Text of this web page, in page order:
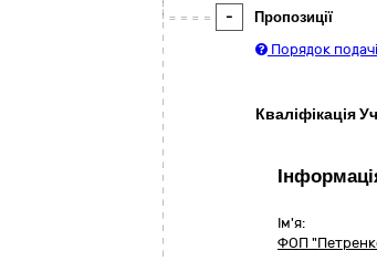
-
Пропозиції
Порядок
Кваліфікація
Ім'я:
ФОП